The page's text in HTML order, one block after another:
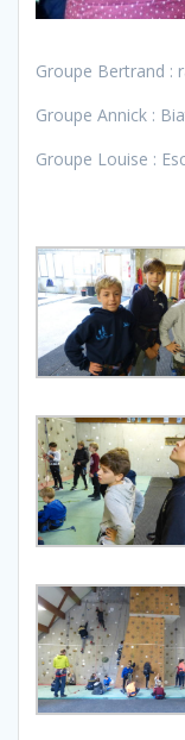
Groupe Bertrand :
Groupe Annick :
Groupe Louise :